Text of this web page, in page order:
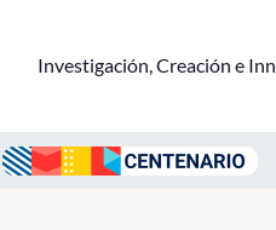
Investigación, Creación e